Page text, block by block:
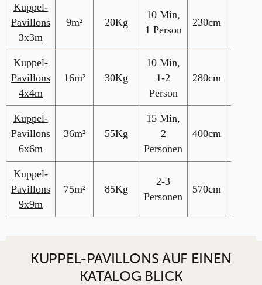
Kuppel-
Pavillons
3x3m
9m² 20Kg
10 Min,
1 Person
230cm
Kuppel-
Pavillons
4x4m
16m² 30Kg
10 Min,
1-2
Person
280cm
Kuppel-
Pavillons
6x6m
36m² 55Kg
15 Min,
2
Personen
400cm
Kuppel-
Pavillons
9x9m
75m² 85Kg
2-3
Personen
570cm
KUPPEL-PAVILLONS AUF EINEN
KATALOG BLICK